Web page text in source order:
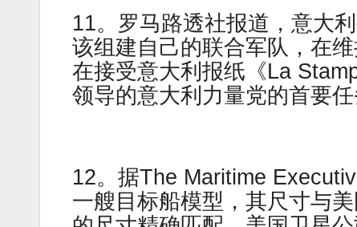
11。罗马路透社报道，意大
该组建自己的联合军队，在
在接受意大利报纸《La
领导的意大利力量党的首要任
12。据The Maritime
一艘目标船模型，其尺寸与